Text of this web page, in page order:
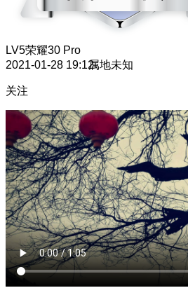
LV5荣耀30 Pro
2021-01-28 19:12属地未知
关注